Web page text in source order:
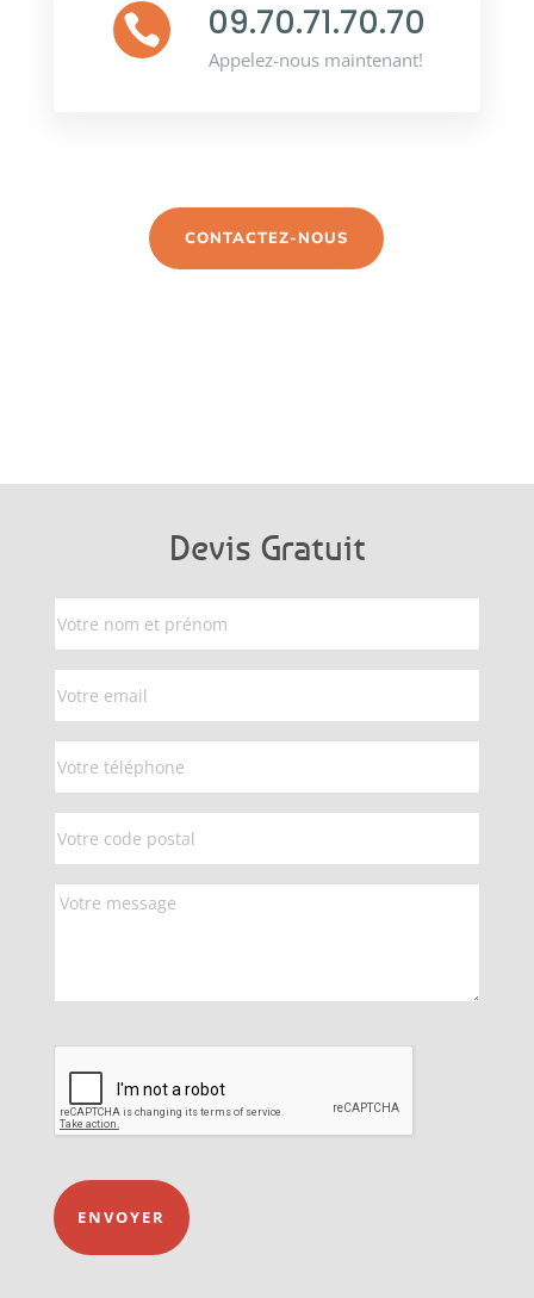
 09.70.71.70.70
Appelez-nous maintenant!
CONTACTEZ-NOUS
Devis Gratuit
ENVOYER